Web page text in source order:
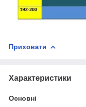
Приховати
Характеристики
Основні